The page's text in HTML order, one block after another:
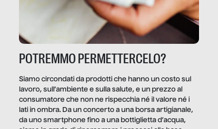
POTREMMO PERMETTERCELO?
Siamo circondati da prodotti che hanno un costo sul
lavoro, sull’ambiente e sulla salute, e un prezzo al
consumatore che non ne rispecchia né il valore né i
lati in ombra. Da un concerto a una borsa artigianale,
da uno smartphone fino a una bottiglietta d’acqua,